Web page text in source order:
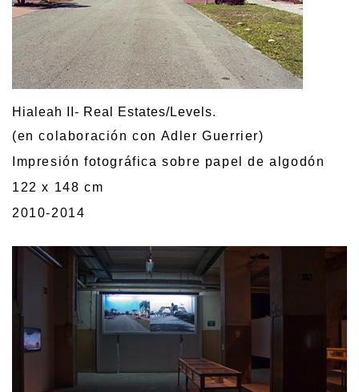
Hialeah II- Real Estates/Levels.
(en colaboración con Adler Guerrier)
Impresión fotográfica sobre papel de algodón
122 x 148 cm
2010-2014